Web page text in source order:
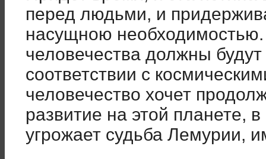
перед людь­ми, и
насущною
человечества должны будут
соответствии с
человечество хочет
развитие на этой планете,
угрожает судьба Лемурии,